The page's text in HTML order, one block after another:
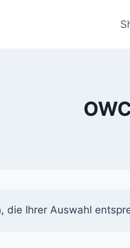
die Ihrer Auswahl